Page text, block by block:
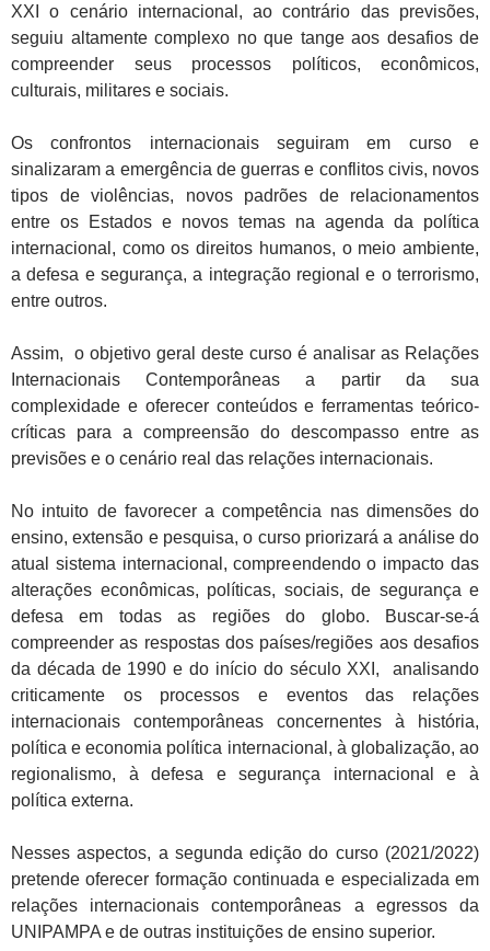
XXI o cenário internacional, ao contrário das previsões,
seguiu altamente complexo no que tange aos desafios de
compreender seus processos políticos, econômicos,
culturais, militares e sociais.
Os confrontos internacionais seguiram em curso e
sinalizaram a emergência de guerras e conflitos civis, novos
tipos de violências, novos padrões de relacionamentos
entre os Estados e novos temas na agenda da política
internacional, como os direitos humanos, o meio ambiente,
a defesa e segurança, a integração regional e o terrorismo,
entre outros.
Assim, o objetivo geral deste curso é analisar as Relações
Internacionais Contemporâneas a partir da sua
complexidade e oferecer conteúdos e ferramentas teórico-
críticas para a compreensão do descompasso entre as
previsões e o cenário real das relações internacionais.
No intuito de favorecer a competência nas dimensões do
ensino, extensão e pesquisa, o curso priorizará a análise do
atual sistema internacional, compreendendo o impacto das
alterações econômicas, políticas, sociais, de segurança e
defesa em todas as regiões do globo. Buscar-se-á
compreender as respostas dos países/regiões aos desafios
da década de 1990 e do início do século XXI, analisando
criticamente os processos e eventos das relações
internacionais contemporâneas concernentes à história,
política e economia política internacional, à globalização, ao
regionalismo, à defesa e segurança internacional e à
política externa.
Nesses aspectos, a segunda edição do curso (2021/2022)
pretende oferecer formação continuada e especializada em
relações internacionais contemporâneas a egressos da
UNIPAMPA e de outras instituições de ensino superior.